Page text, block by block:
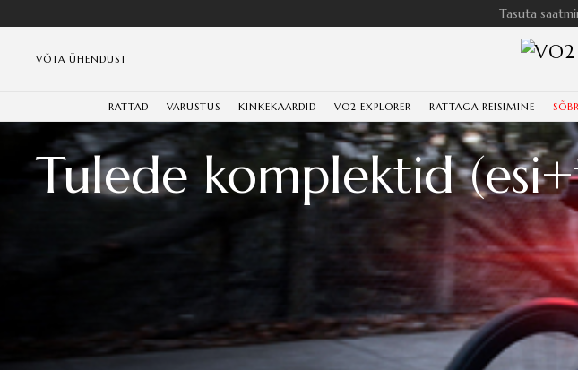
Tasuta
VÕTA ÜHENDUST
RATTAD VARUSTUS KINKEKAARDID VO2 EXPLORER RATTAGA REISIMINE
Tulede komplektid